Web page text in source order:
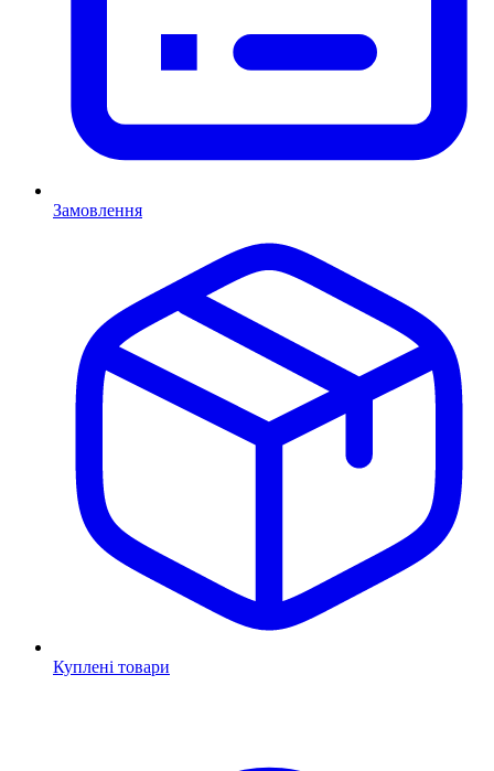
Замовлення
Куплені товари